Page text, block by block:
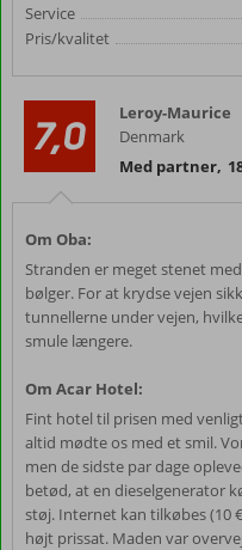
Service
Pris/kvalitet
7,0
Leroy-Maurice
Denmark
Med partner,
Om Oba:
Stranden er meget stenet
bølger. For at krydse vejen
tunnellerne under vejen,
smule længere.
Om Acar Hotel:
Fint hotel til prisen med
altid mødte os med et smil.
men de sidste par dage
betød, at en dieselgenerator
støj. Internet kan tilkøbes (10
højt prissat. Maden var